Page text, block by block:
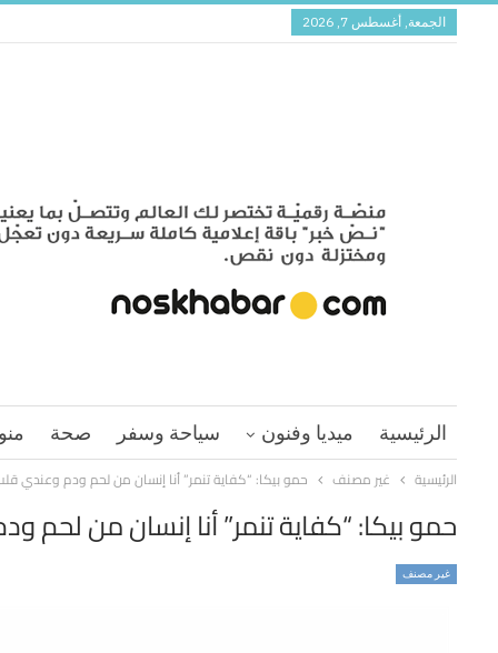
الجمعة, أغسطس 7, 2026
الرئيسية ميديا وفنون سياحة وسفر صحة
الرئيسية
غير مصنف حمو بيكا: “كفاية تنمر” أنا إنسان من لحم ودم وعندي
حمو بيكا: “كفاية تنمر” أنا إنسان من
غير مصنف